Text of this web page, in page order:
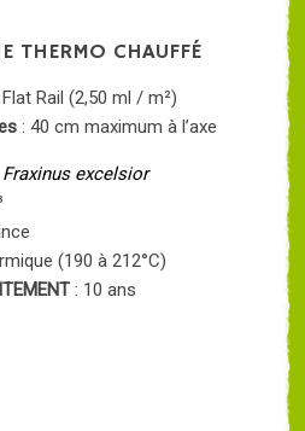
THERMO CHAUFFÉ
Flat Rail (2,50 ml / m²)
: 40 cm maximum à l’axe
Fraxinus excelsior
(190 à 212°C)
: 10 ans